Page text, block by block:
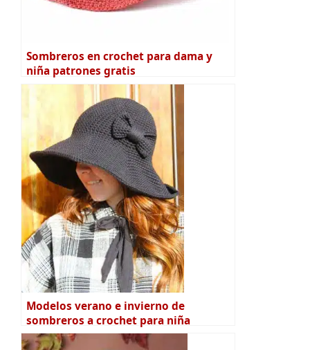
Sombreros en crochet para dama y
niña patrones gratis
Modelos verano e invierno de
sombreros a crochet para niña